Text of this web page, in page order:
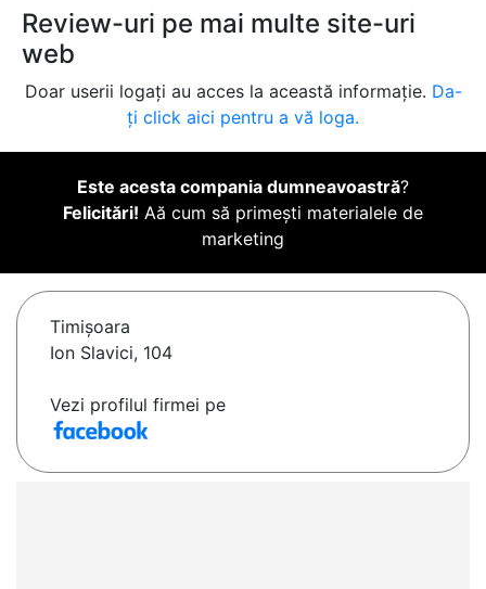
Review-uri pe mai multe site-uri
web
Doar userii logați au acces la această informație. Da-
ți click aici pentru a vă loga.
Este acesta compania dumneavoastră?
Felicitări! Aă cum să primești materialele de
marketing
Timişoara
Ion Slavici, 104
Vezi profilul firmei pe